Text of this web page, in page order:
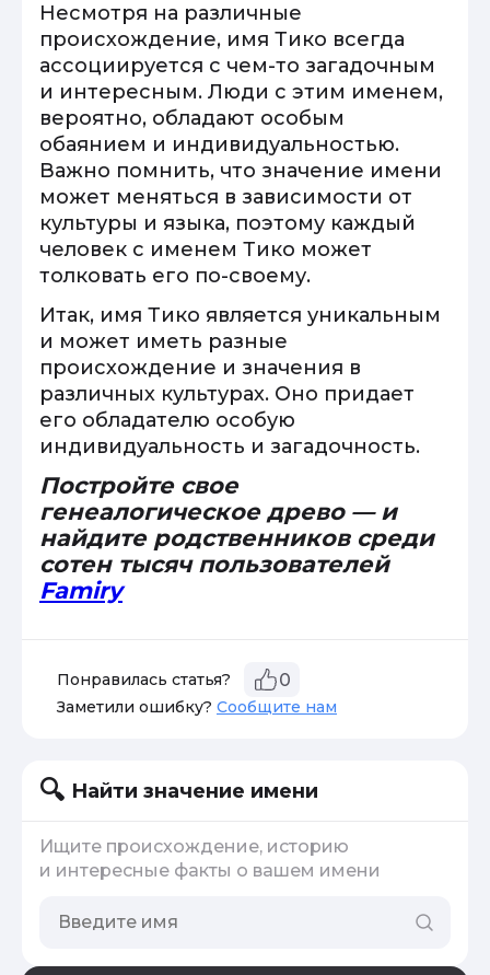
Несмотря на различные
происхождение, имя Тико всегда
ассоциируется с чем-то загадочным
и интересным. Люди с этим именем,
вероятно, обладают особым
обаянием и индивидуальностью.
Важно помнить, что значение имени
может меняться в зависимости от
культуры и языка, поэтому каждый
человек с именем Тико может
толковать его по-своему.
Итак, имя Тико является уникальным
и может иметь разные
происхождение и значения в
различных культурах. Оно придает
его обладателю особую
индивидуальность и загадочность.
Постройте свое
генеалогическое древо — и
найдите родственников среди
сотен тысяч пользователей
Famiry
Понравилась статья? 0
Заметили ошибку? Сообщите нам
Найти значение имени
Ищите происхождение, историю
и интересные факты о вашем имени